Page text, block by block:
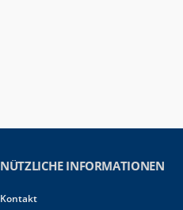
NÜTZLICHE INFORMATIONEN
Kontakt